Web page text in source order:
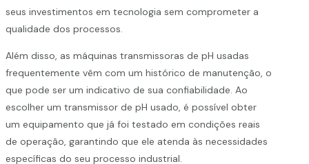
seus investimentos em tecnologia sem comprometer a
qualidade dos processos.
Além disso, as máquinas transmissoras de pH usadas
frequentemente vêm com um histórico de manutenção, o
que pode ser um indicativo de sua confiabilidade. Ao
escolher um transmissor de pH usado, é possível obter
um equipamento que já foi testado em condições reais
de operação, garantindo que ele atenda às necessidades
específicas do seu processo industrial.